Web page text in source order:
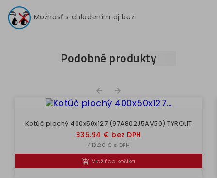
Možnosť s chladením aj bez
Podobné produkty
 
Kotúč plochý 400x50x127 (97A802J5AV50) TYROLIT
Cena
335.94 € bez DPH
413,20 € s DPH
 Vložiť do košíka